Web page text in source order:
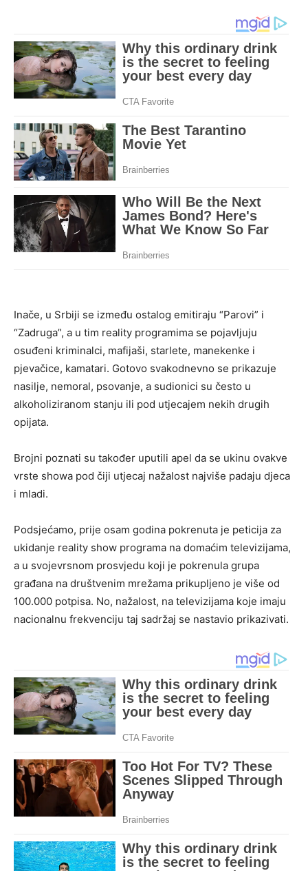
Inače, u Srbiji se između ostalog emitiraju “Parovi” i
“Zadruga”, a u tim reality programima se pojavljuju
osuđeni kriminalci, mafijaši, starlete, manekenke i
pjevačice, kamatari. Gotovo svakodnevno se prikazuje
nasilje, nemoral, psovanje, a sudionici su često u
alkoholiziranom stanju ili pod utjecajem nekih drugih
opijata.
Brojni poznati su također uputili apel da se ukinu ovakve
vrste showa pod čiji utjecaj nažalost najviše padaju djeca
i mladi.
Podsjećamo, prije osam godina pokrenuta je peticija za
ukidanje reality show programa na domaćim televizijama,
a u svojevrsnom prosvjedu koji je pokrenula grupa
građana na društvenim mrežama prikupljeno je više od
100.000 potpisa. No, nažalost, na televizijama koje imaju
nacionalnu frekvenciju taj sadržaj se nastavio prikazivati.